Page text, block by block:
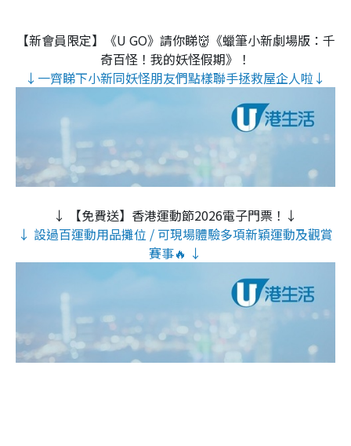
【新會員限定】《U GO》請你睇👹《蠟筆小新劇場版：千
奇百怪！我的妖怪假期》！
↓一齊睇下小新同妖怪朋友們點樣聯手拯救屋企人啦↓
↓ 【免費送】香港運動節2026電子門票！↓
↓ 設過百運動用品攤位 / 可現場體驗多項新穎運動及觀賞
賽事🔥 ↓